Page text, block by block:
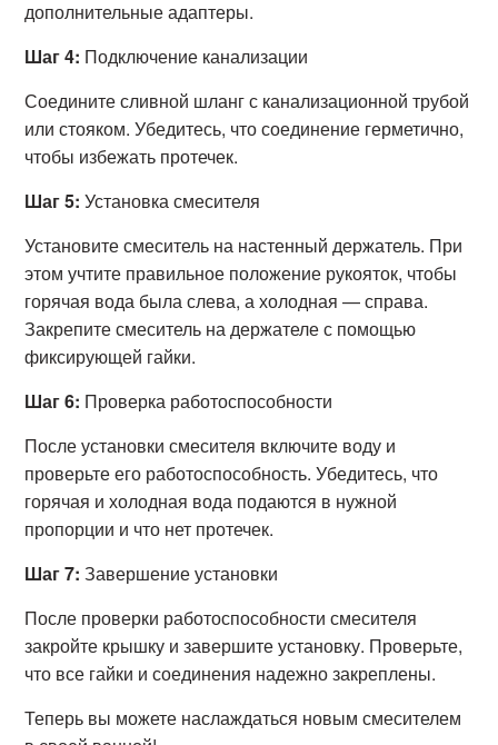
дополнительные адаптеры.
Шаг 4: Подключение канализации
Соедините сливной шланг с канализационной трубой
или стояком. Убедитесь, что соединение герметично,
чтобы избежать протечек.
Шаг 5: Установка смесителя
Установите смеситель на настенный держатель. При
этом учтите правильное положение рукояток, чтобы
горячая вода была слева, а холодная — справа.
Закрепите смеситель на держателе с помощью
фиксирующей гайки.
Шаг 6: Проверка работоспособности
После установки смесителя включите воду и
проверьте его работоспособность. Убедитесь, что
горячая и холодная вода подаются в нужной
пропорции и что нет протечек.
Шаг 7: Завершение установки
После проверки работоспособности смесителя
закройте крышку и завершите установку. Проверьте,
что все гайки и соединения надежно закреплены.
Теперь вы можете наслаждаться новым смесителем